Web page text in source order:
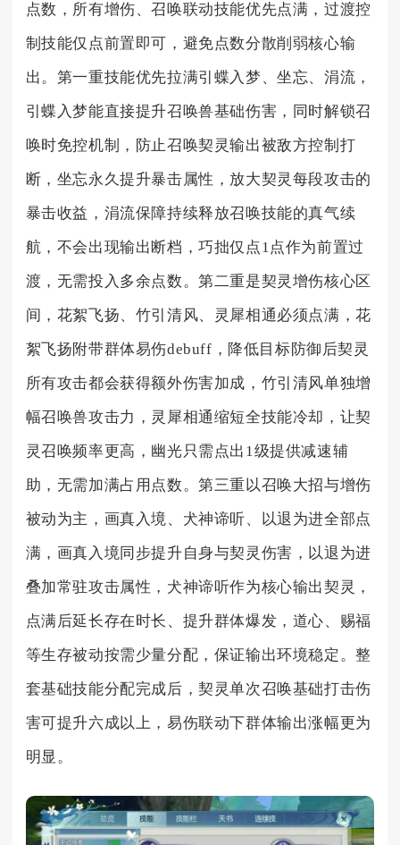
点数，所有增伤、召唤联动技能优先点满，过渡控
制技能仅点前置即可，避免点数分散削弱核心输
出。第一重技能优先拉满引蝶入梦、坐忘、涓流，
引蝶入梦能直接提升召唤兽基础伤害，同时解锁召
唤时免控机制，防止召唤契灵输出被敌方控制打
断，坐忘永久提升暴击属性，放大契灵每段攻击的
暴击收益，涓流保障持续释放召唤技能的真气续
航，不会出现输出断档，巧拙仅点1点作为前置过
渡，无需投入多余点数。第二重是契灵增伤核心区
间，花絮飞扬、竹引清风、灵犀相通必须点满，花
絮飞扬附带群体易伤debuff，降低目标防御后契灵
所有攻击都会获得额外伤害加成，竹引清风单独增
幅召唤兽攻击力，灵犀相通缩短全技能冷却，让契
灵召唤频率更高，幽光只需点出1级提供减速辅
助，无需加满占用点数。第三重以召唤大招与增伤
被动为主，画真入境、犬神谛听、以退为进全部点
满，画真入境同步提升自身与契灵伤害，以退为进
叠加常驻攻击属性，犬神谛听作为核心输出契灵，
点满后延长存在时长、提升群体爆发，道心、赐福
等生存被动按需少量分配，保证输出环境稳定。整
套基础技能分配完成后，契灵单次召唤基础打击伤
害可提升六成以上，易伤联动下群体输出涨幅更为
明显。